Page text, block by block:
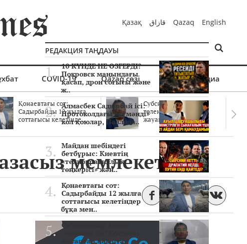
Қазақ قازاق Qazaq English
COVID-19 Qazaq сөзі Мультимедиа
Қонаевтағы сот:
Садырбайды 12 жылға
соттағысы келетінде..
Субсидиялар заңды
төленген бе? Соттағы
жауаптар айыптау..
мемлекет жоқ
РЕДАКЦИЯ ТАҢДАУЫ
10 КҮНДЕ НЕ ӨЗГЕРДІ?
Покровск маңындағы
қасап, дрон соғысы және
ж..
Алмасбек Садырбай ісі:
Протоколдағы «күмәнді»
кол қоюлар, Павлода..
Майдан шебіндегі
бетбұрыс: Киевтің
«технократиялық
төңкерісі» жән..
Қонаевтағы сот:
Садырбайды 12 жылға
соттағысы келетіндер
бұқа мен..
Субсидиялар заңды
жауаптар айыптау